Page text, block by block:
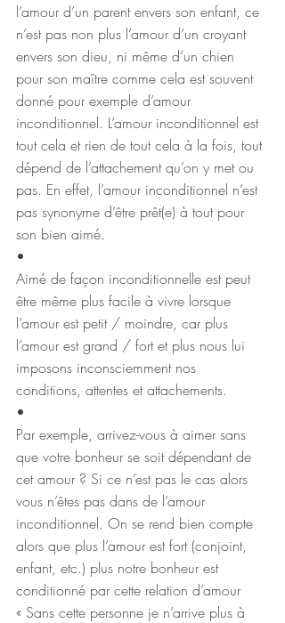
l’amour d’un parent envers son enfant, ce
n’est pas non plus l’amour d’un croyant
envers son dieu, ni même d’un chien
pour son maître comme cela est souvent
donné pour exemple d’amour
inconditionnel. L’amour inconditionnel est
tout cela et rien de tout cela à la fois, tout
dépend de l’attachement qu’on y met ou
pas. En effet, l’amour inconditionnel n’est
pas synonyme d’être prêt(e) à tout pour
son bien aimé.
•
Aimé de façon inconditionnelle est peut
être même plus facile à vivre lorsque
l’amour est petit / moindre, car plus
l’amour est grand / fort et plus nous lui
imposons inconsciemment nos
conditions, attentes et attachements.
•
Par exemple, arrivez-vous à aimer sans
que votre bonheur se soit dépendant de
cet amour ? Si ce n’est pas le cas alors
vous n’êtes pas dans de l’amour
inconditionnel. On se rend bien compte
alors que plus l’amour est fort (conjoint,
enfant, etc.) plus notre bonheur est
conditionné par cette relation d’amour
« Sans cette personne je n’arrive plus à